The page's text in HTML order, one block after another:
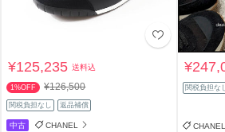
¥125,235送料込
1%OFF ¥126,500
関税負担なし 返品補償
中古 CHANEL
関税負担なし
CHANEL